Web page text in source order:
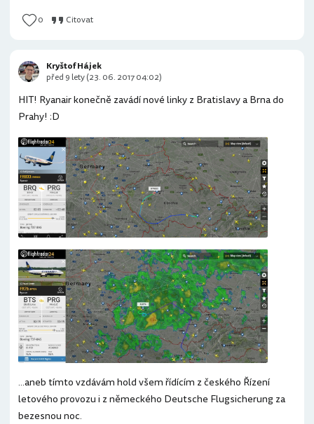
0 Citovat
HIT! Ryanair konečně zavádí nové linky z Bratislavy a Brna do
Prahy! :D
...aneb tímto vzdávám hold všem řídícím z českého Řízení
letového provozu i z německého Deutsche Flugsicherung za
bezesnou noc.
Kryštof Hájek
před 9 lety (23. 06. 2017 04:02)